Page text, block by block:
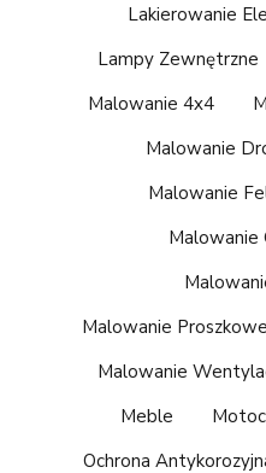
Lakierowanie
Lampy Zewnętrzne
Malowanie 4x4
Malowanie
Malowanie
Malowanie
Malowanie Proszkowe
Malowanie
Meble
Ochrona